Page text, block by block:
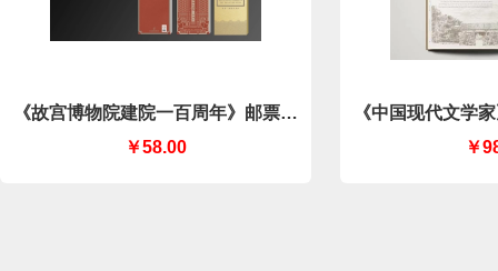
《故宫博物院建院一百周年》邮票集
戳风琴折（中国集邮有限公司）
￥58.00
《中国现代文学
集邮有
￥